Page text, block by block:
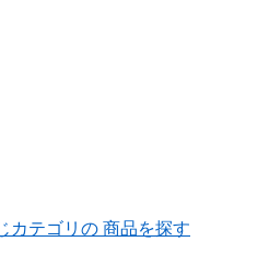
カテゴリの 商品を探す